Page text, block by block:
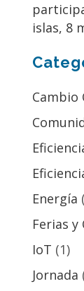
islas, 8
Cambio
Energía
Ferias y
IoT (1)
Jornada